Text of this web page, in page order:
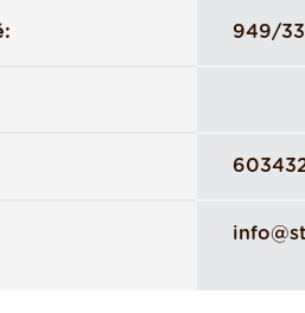
949/33